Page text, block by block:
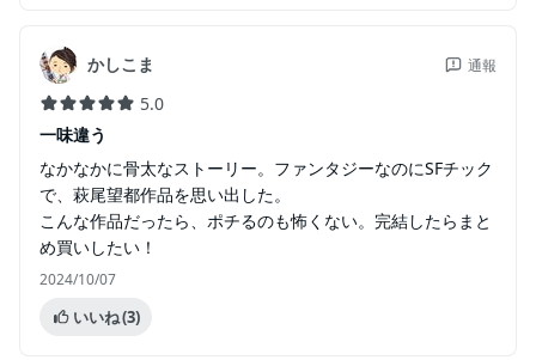
かしこま 通報
5.0
一味違う
なかなかに骨太なストーリー。ファンタジーなのにSFチック
で、萩尾望都作品を思い出した。
こんな作品だったら、ポチるのも怖くない。完結したらまと
め買いしたい！
2024/10/07
いいね(3)